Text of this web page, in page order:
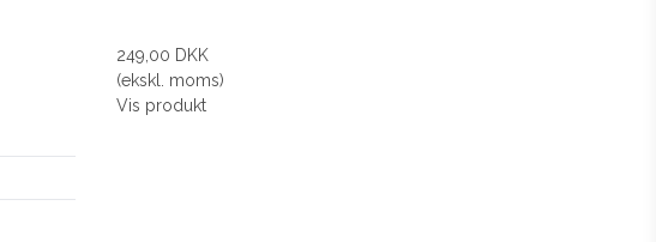
249,00 DKK
(ekskl. moms)
Vis produkt